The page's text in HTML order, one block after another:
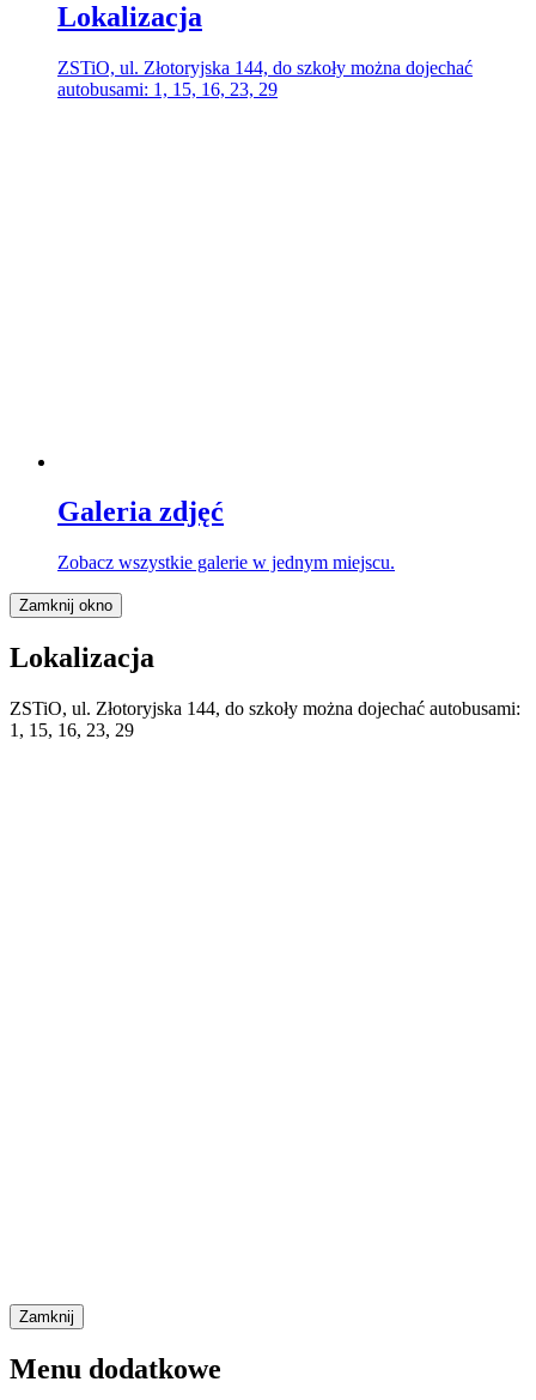
Lokalizacja
ZSTiO, ul. Złotoryjska 144, do szkoły można dojechać
autobusami: 1, 15, 16, 23, 29
Galeria zdjęć
Zobacz wszystkie galerie w jednym miejscu.
Zamknij okno
Lokalizacja
ZSTiO, ul. Złotoryjska 144, do szkoły można dojechać autobusami:
1, 15, 16, 23, 29
Zamknij
Menu dodatkowe